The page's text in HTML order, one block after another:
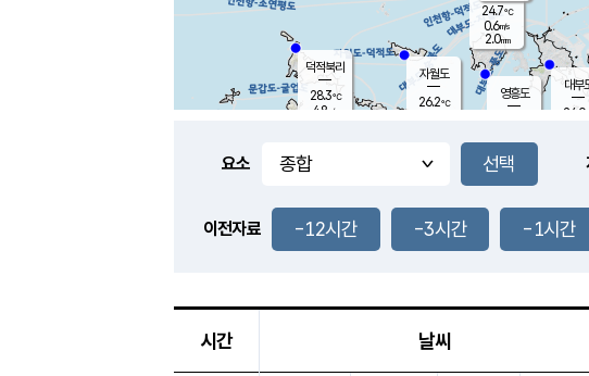
풍도
1.7m/s
0.5
24.7℃
0.6m/s
2.0mm
영흥도
자월도
26.2℃
대부
24.0
-
덕적북리
28.3℃
4.8 m/s
요소
이전자료 -12시간 -3시간 -1시간
시간 날씨